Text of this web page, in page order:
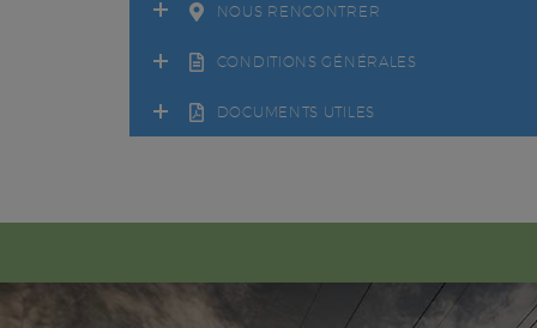
NOUS RENCONTRER
CONDITIONS GÉNÉRALES
DOCUMENTS UTILES